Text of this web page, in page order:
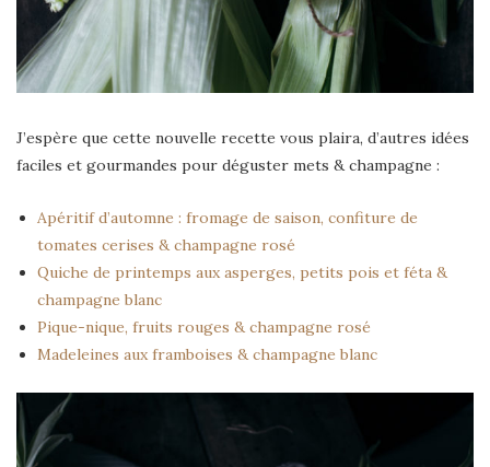
J’espère que cette nouvelle recette vous plaira, d’autres idées
faciles et gourmandes pour déguster mets & champagne :
Apéritif d’automne : fromage de saison, confiture de
tomates cerises & champagne rosé
Quiche de printemps aux asperges, petits pois et féta &
champagne blanc
Pique-nique, fruits rouges & champagne rosé
Madeleines aux framboises & champagne blanc